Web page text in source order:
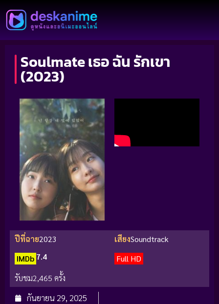
Soulmate เธอ ฉัน รักเขา
(2023)
ปีที่ฉาย2023 เสียงSoundtrack
IMDb 7.4
Full HD
รับชม2,465 ครั้ง
กันยายน 29, 2025